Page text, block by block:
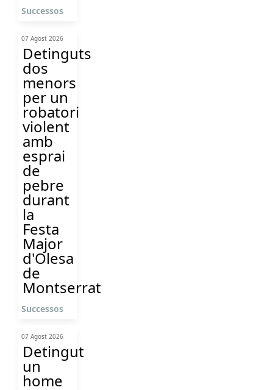
Successos
07 Agost 2026
Detinguts
dos
menors
per un
robatori
violent
amb
esprai
de
pebre
durant
la
Festa
Major
d'Olesa
de
Montserrat
Successos
07 Agost 2026
Detingut
un
home